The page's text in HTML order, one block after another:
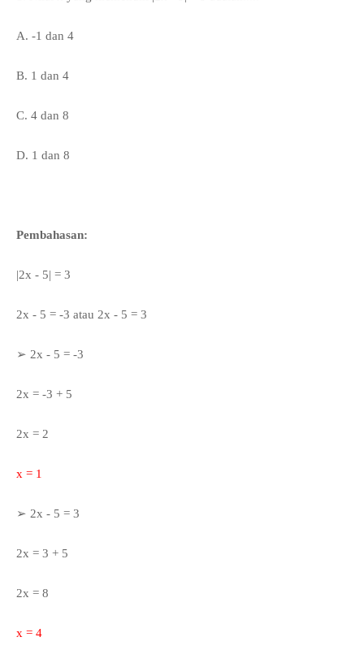
A. -1 dan 4
B. 1 dan 4
C. 4 dan 8
D. 1 dan 8
Pembahasan:
|2x - 5| = 3
2x - 5 = -3 atau 2x - 5 = 3
➢ 2x - 5 = -3
2x = -3 + 5
2x = 2
x = 1
➢ 2x - 5 = 3
2x = 3 + 5
2x = 8
x = 4